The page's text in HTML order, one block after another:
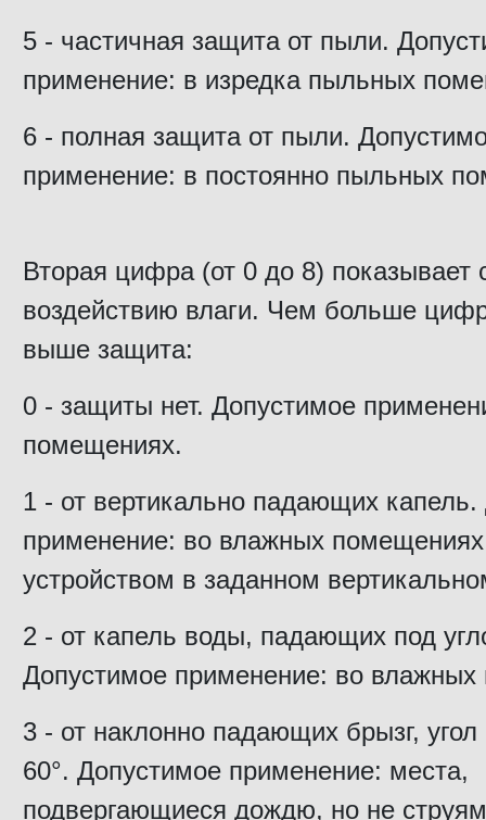
5 - частичная защита от пыли.
применение: в изредка пыльных
6 - полная защита от пыли.
применение: в постоянно пыльных
Вторая цифра (от 0 до 8) показывает
воздействию влаги. Чем больше
выше защита:
0 - защиты нет. Допустимое
помещениях.
1 - от вертикально падающих
применение: во влажных
устройством в заданном
2 - от капель воды, падающих под
Допустимое применение: во
3 - от наклонно падающих брызг,
60°. Допустимое применение: места,
подвергающиеся дождю, но не